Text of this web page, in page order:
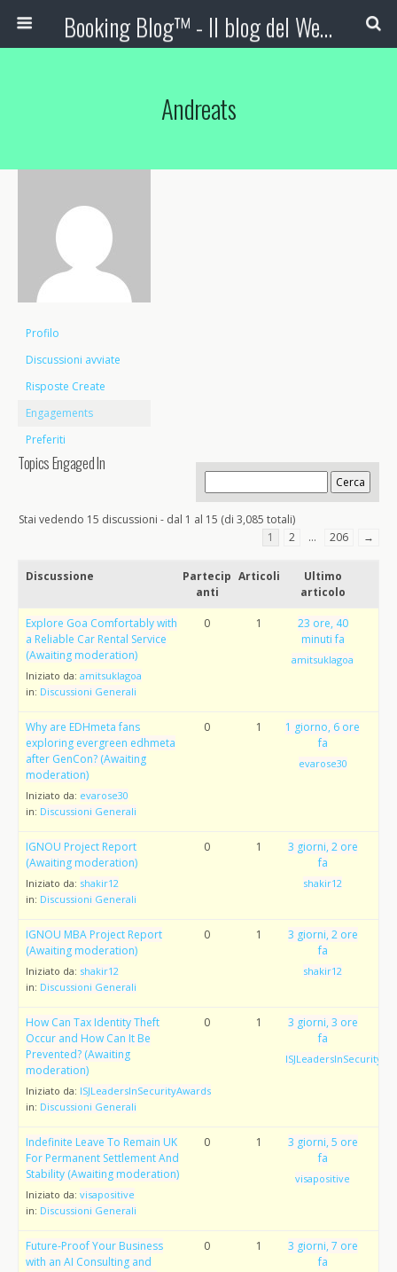
Booking Blog™ - Il blog del Web Marketing Turistico
Andreats
Profilo
Discussioni avviate
Risposte Create
Engagements
Preferiti
Topics Engaged In
Stai vedendo 15 discussioni - dal 1 al 15 (di 3,085 totali)
1
2 … 206 →
Discussione
Partecip
anti
Articoli
Ultimo
articolo
Explore Goa Comfortably with
a Reliable Car Rental Service
(Awaiting moderation)
Iniziato da: amitsuklagoa
in: Discussioni Generali
0 1
23 ore, 40
minuti fa
amitsuklagoa
Why are EDHmeta fans
exploring evergreen edhmeta
after GenCon? (Awaiting
moderation)
Iniziato da: evarose30
in: Discussioni Generali
0 1
1 giorno, 6 ore
fa
evarose30
IGNOU Project Report
(Awaiting moderation)
Iniziato da: shakir12
in: Discussioni Generali
0 1
3 giorni, 2 ore
fa
shakir12
IGNOU MBA Project Report
(Awaiting moderation)
Iniziato da: shakir12
in: Discussioni Generali
0 1
3 giorni, 2 ore
fa
shakir12
How Can Tax Identity Theft
Occur and How Can It Be
Prevented? (Awaiting
moderation)
Iniziato da: ISJLeadersInSecurityAwards
in: Discussioni Generali
0 1
3 giorni, 3 ore
fa
Indefinite Leave To Remain UK
For Permanent Settlement And
Stability (Awaiting moderation)
Iniziato da: visapositive
in: Discussioni Generali
0 1
3 giorni, 5 ore
fa
visapositive
Future-Proof Your Business
with an AI Consulting and
0 1
3 giorni, 7 ore
fa